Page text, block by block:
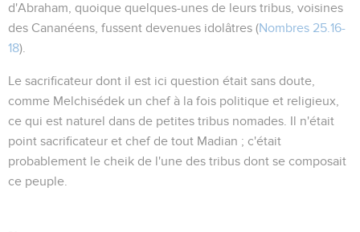
d'Abraham, quoique quelques-unes de leurs tribus, voisines
des Cananéens, fussent devenues idolâtres (Nombres 25.16-
18).
Le sacrificateur dont il est ici question était sans doute,
comme Melchisédek un chef à la fois politique et religieux,
ce qui est naturel dans de petites tribus nomades. Il n'était
point sacrificateur et chef de tout Madian ; c'était
probablement le cheik de l'une des tribus dont se composait
ce peuple.